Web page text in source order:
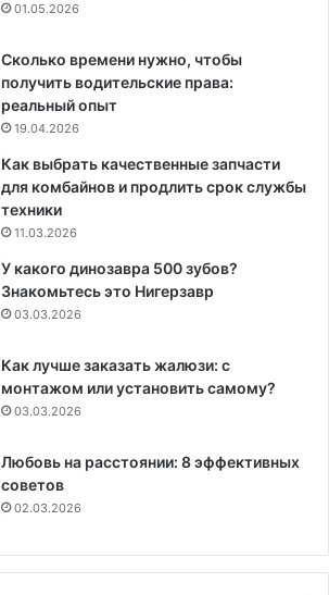
01.05.2026
Сколько времени нужно, чтобы
получить водительские права:
реальный опыт
19.04.2026
Как выбрать качественные запчасти
для комбайнов и продлить срок службы
техники
11.03.2026
У какого динозавра 500 зубов?
Знакомьтесь это Нигерзавр
03.03.2026
Как лучше заказать жалюзи: с
монтажом или установить самому?
03.03.2026
Любовь на расстоянии: 8 эффективных
советов
02.03.2026